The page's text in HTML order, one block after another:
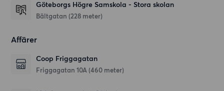
Göteborgs Högre Samskola - Stora skolan
Bältgatan (228 meter)
Affärer
Coop Friggagatan
Friggagatan 10A (460 meter)